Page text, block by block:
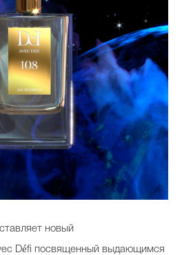
новый
Défi посвященный выдающимся